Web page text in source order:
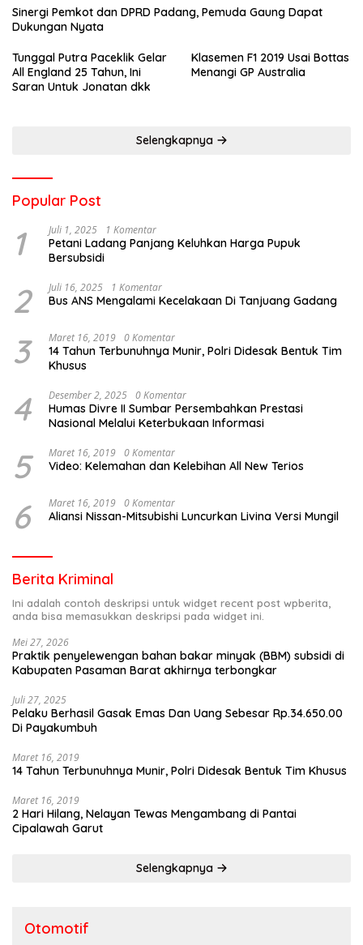
Sinergi Pemkot dan DPRD Padang, Pemuda Gaung Dapat
Dukungan Nyata
Tunggal Putra Paceklik Gelar
All England 25 Tahun, Ini
Saran Untuk Jonatan dkk
Klasemen F1 2019 Usai Bottas
Menangi GP Australia
Selengkapnya
Popular Post
1 Juli 1, 2025 1 Komentar
Petani Ladang Panjang Keluhkan Harga Pupuk
Bersubsidi
2 Juli 16, 2025 1 Komentar
Bus ANS Mengalami Kecelakaan Di Tanjuang Gadang
3 Maret 16, 2019 0 Komentar
14 Tahun Terbunuhnya Munir, Polri Didesak Bentuk Tim
Khusus
4 Desember 2, 2025 0 Komentar
Humas Divre II Sumbar Persembahkan Prestasi
Nasional Melalui Keterbukaan Informasi
5 Maret 16, 2019 0 Komentar
Video: Kelemahan dan Kelebihan All New Terios
6 Maret 16, 2019 0 Komentar
Aliansi Nissan-Mitsubishi Luncurkan Livina Versi Mungil
Berita Kriminal
Ini adalah contoh deskripsi untuk widget recent post wpberita,
anda bisa memasukkan deskripsi pada widget ini.
Mei 27, 2026
Praktik penyelewengan bahan bakar minyak (BBM) subsidi di
Kabupaten Pasaman Barat akhirnya terbongkar
Juli 27, 2025
Pelaku Berhasil Gasak Emas Dan Uang Sebesar Rp.34.650.00
Di Payakumbuh
Maret 16, 2019
14 Tahun Terbunuhnya Munir, Polri Didesak Bentuk Tim Khusus
Maret 16, 2019
2 Hari Hilang, Nelayan Tewas Mengambang di Pantai
Cipalawah Garut
Selengkapnya
Otomotif